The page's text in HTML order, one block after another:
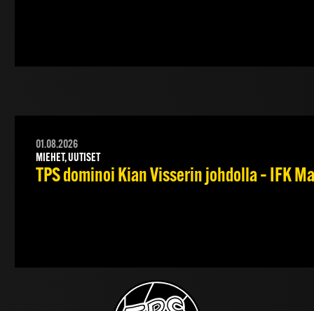
01.08.2026
MIEHET, UUTISET
TPS dominoi Kian Visserin johdolla – IFK